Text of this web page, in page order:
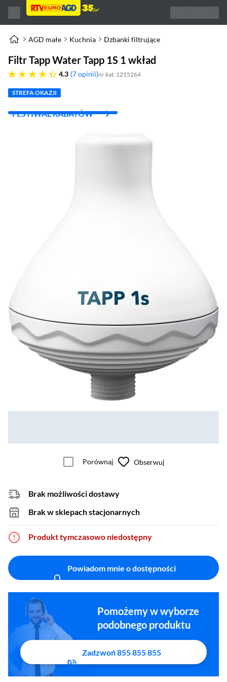
AGD małe Kuchnia Dzbanki filtrujące
Filtr Tapp Water Tapp 1S 1 wkład
4.3
4.3 gwiazdek 7 opinii nr kat. 1215264
STREFA OKAZJI
FESTIWAL RABATÓW
Porównaj Obserwuj
Brak możliwości dostawy
Brak w sklepach stacjonarnych
Produkt tymczasowo niedostępny
Powiadom mnie o dostępności
Pomożemy w wyborze
podobnego produktu
Zadzwoń 855 855 855